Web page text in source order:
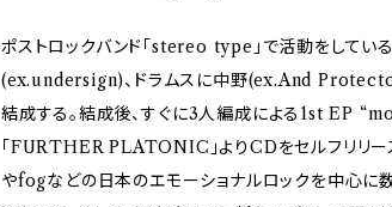
ポストロックバンド「stereo type」で活動をしてい
(ex.undersign)、ドラムスに中野(ex.And
結成する。結成後、すぐに3人編成による1st EP
「FURTHER PLATONIC」よりCDをセルフリリ
やfogなどの日本のエモーショナルロックを中心に